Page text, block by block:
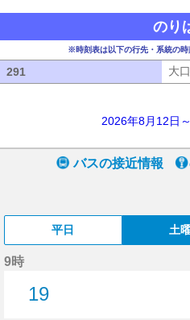
のり
※時刻表は以下の行先・系統の
291 大
2026年8月12日
バスの接近情報
平日 土
9時
19